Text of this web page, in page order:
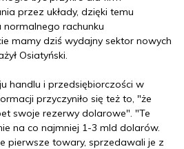
przez układy, dzięki temu
rachunku
mamy dziś wydajny sektor nowych
Osiatyński.
handlu i przedsiębiorczości w
przyczyniło się też to, "że
swoje rezerwy dolarowe". "Te
na co najmniej 1-3 mld dolarów.
pierwsze towary, sprzedawali je z